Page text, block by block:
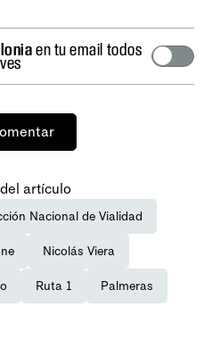
en tu email todos
artículo
Nacional de Vialidad
Nicolás Viera
Ruta 1 Palmeras